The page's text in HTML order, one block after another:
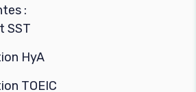
:
SST
HyA
TOEIC